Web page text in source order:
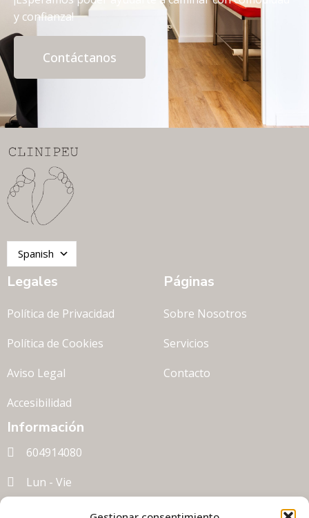
y confianza!
Contáctanos
Spanish
Legales
Política de Privacidad
Política de Cookies
Aviso Legal
Accesibilidad
Páginas
Sobre Nosotros
Servicios
Contacto
Información
604914080
Lun - Vie
clinipeu@hotmail.com